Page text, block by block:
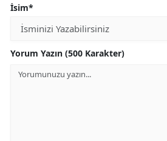
İsim*
Yorum Yazın (500 Karakter)